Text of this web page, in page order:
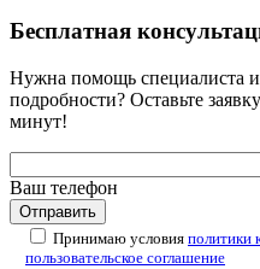
Бесплатная
Нужна помощь специалиста
подробности? Оставьте
минут!
Ваш телефон
Принимаю условия политики
пользовательское соглашение